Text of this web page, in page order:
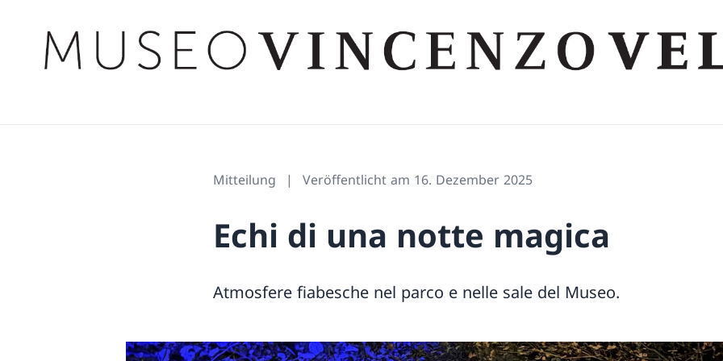
Mitteilung Veröffentlicht am 16. Dezember 2025
Echi di una notte magica
Atmosfere fiabesche nel parco e nelle sale del Museo.